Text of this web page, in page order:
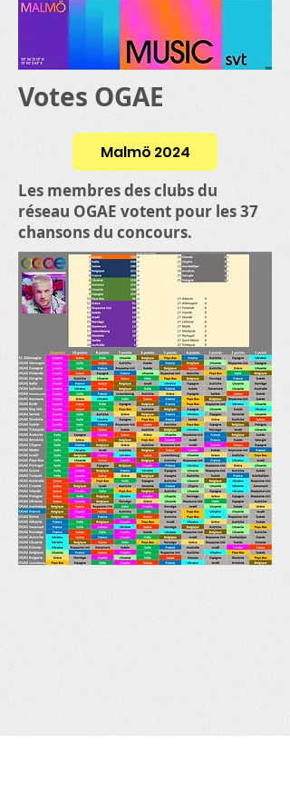
Votes OGAE
Malmö 2024
Les membres des clubs du
réseau OGAE votent pour les 37
chansons du concours.